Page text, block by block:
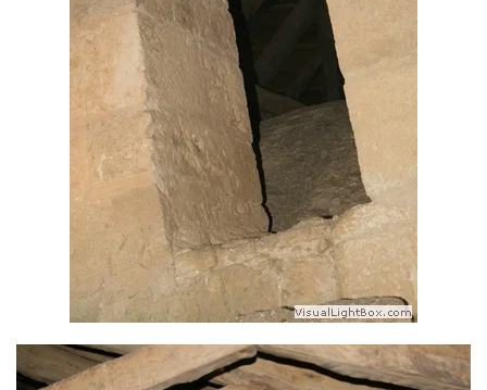
Ver más